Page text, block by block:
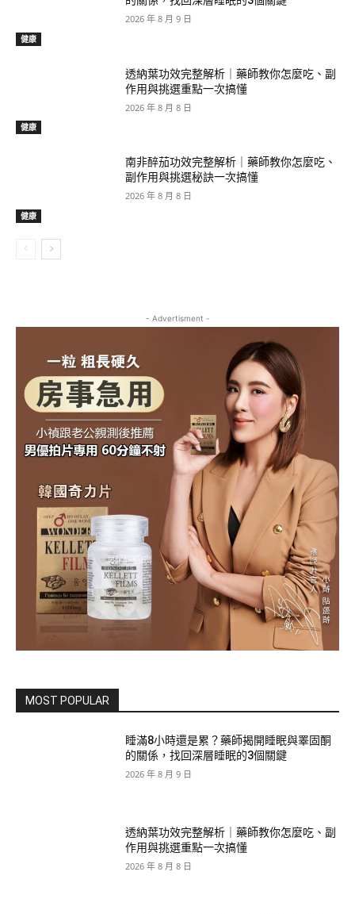
健康
2026 年 8 月 9 日
健康
透納葉功效完整解析｜藥師教你怎麼吃、副
作用與挑選重點一次搞懂
2026 年 8 月 8 日
健康
南非醉茄功效完整解析｜藥師教你怎麼吃、
副作用與挑選秘訣一次搞懂
2026 年 8 月 8 日
- Advertisment -
MOST POPULAR
睡滿8小時還是累？藥師揭開睡眠與睪固酮
的關係，找回深層睡眠的3個關鍵
2026 年 8 月 9 日
透納葉功效完整解析｜藥師教你怎麼吃、副
作用與挑選重點一次搞懂
2026 年 8 月 8 日